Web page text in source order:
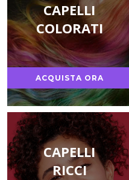
CAPELLI
COLORATI
ACQUISTA ORA
CAPELLI
RICCI